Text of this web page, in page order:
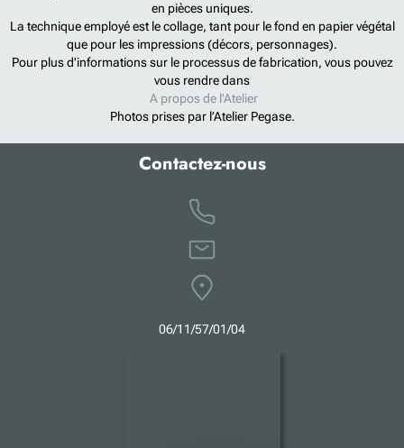
en pièces uniques.
La technique employé est le collage, tant pour le fond en papier végétal
que pour les impressions (décors, personnages).
Pour plus d'informations sur le processus de fabrication, vous pouvez
vous rendre dans
A propos de l'Atelier
Photos prises par l’Atelier Pegase.
Contactez-nous
06/11/57/01/04